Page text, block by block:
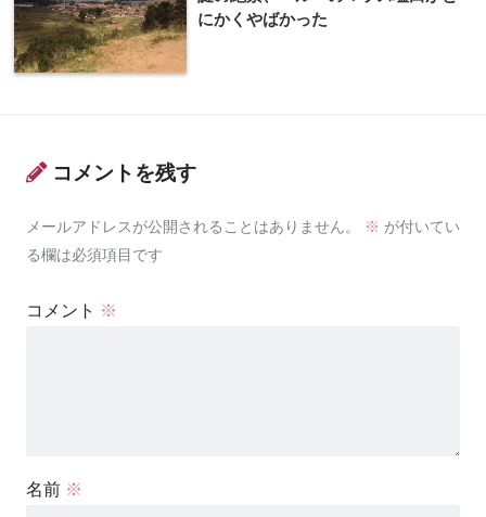
にかくやばかった
コメントを残す
メールアドレスが公開されることはありません。 ※ が付いてい
る欄は必須項目です
コメント ※
名前 ※